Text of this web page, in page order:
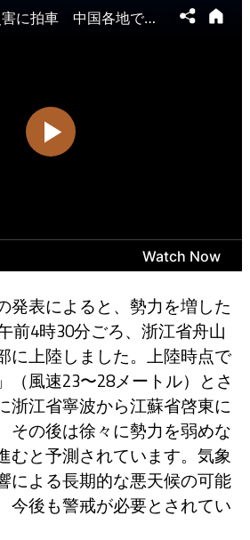
発表によると、勢力を増した
前4時30分ごろ、浙江省舟山
に上陸しました。上陸時点で
（風速23〜28メートル）とさ
浙江省寧波から江蘇省啓東に
その後は徐々に勢力を弱めな
むと予測されています。気象
による長期的な悪天候の可能
今後も警戒が必要とされてい